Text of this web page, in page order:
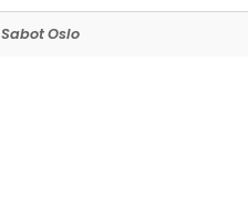
Sabot Oslo